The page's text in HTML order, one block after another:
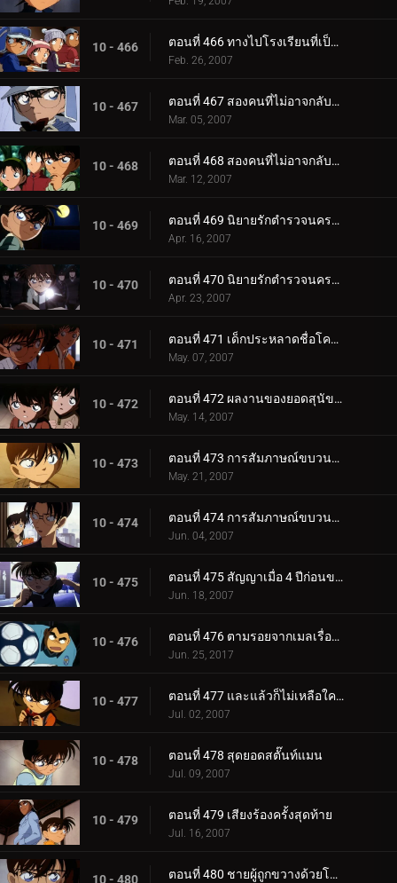
10 - 466 ตอนที่ 466 ทางไปโรงเรียนที่เป็นความลับสุดยอด (ตอนจบ)
Feb. 26, 2007
10 - 467 ตอนที่ 467 สองคนที่ไม่อาจกลับไปเป็นเหมือนเดิม (ตอนแรก)
Mar. 05, 2007
10 - 468 ตอนที่ 468 สองคนที่ไม่อาจกลับไปเป็นเหมือนเดิม (ตอนจบ)
Mar. 12, 2007
10 - 469 ตอนที่ 469 นิยายรักตำรวจนครบาล ภาค 7 (ตอนแรก)
Apr. 16, 2007
10 - 470 ตอนที่ 470 นิยายรักตำรวจนครบาล ภาค 7 (ตอนจบ)
Apr. 23, 2007
10 - 471 ตอนที่ 471 เด็กประหลาดชื่อโคนัน
May. 07, 2007
10 - 472 ตอนที่ 472 ผลงานของยอดสุนัขคูร์
May. 14, 2007
10 - 473 ตอนที่ 473 การสัมภาษณ์ขบวนการนักสืบเยาวชน (ตอนแรก)
May. 21, 2007
10 - 474 ตอนที่ 474 การสัมภาษณ์ขบวนการนักสืบเยาวชน (ตอนจบ)
Jun. 04, 2007
10 - 475 ตอนที่ 475 สัญญาเมื่อ 4 ปีก่อนของอุเอโตะ อายะ กับ ชินอิจิ
Jun. 18, 2007
10 - 476 ตอนที่ 476 ตามรอยจากเมลเรื่องปลา
Jun. 25, 2017
10 - 477 ตอนที่ 477 และแล้วก็ไม่เหลือใครอีกเลย
Jul. 02, 2007
10 - 478 ตอนที่ 478 สุดยอดสตั๊นท์แมน
Jul. 09, 2007
10 - 479 ตอนที่ 479 เสียงร้องครั้งสุดท้าย
Jul. 16, 2007
10 - 480 ตอนที่ 480 ชายผู้ถูกขวางด้วยโครงเหล็ก